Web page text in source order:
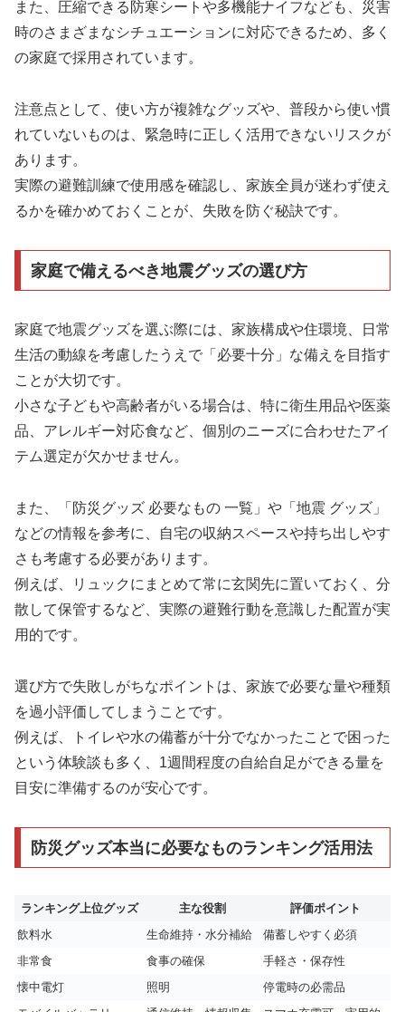
また、圧縮できる防寒シートや多機能ナイフなども、災害
時のさまざまなシチュエーションに対応できるため、多く
の家庭で採用されています。
注意点として、使い方が複雑なグッズや、普段から使い慣
れていないものは、緊急時に正しく活用できないリスクが
あります。
実際の避難訓練で使用感を確認し、家族全員が迷わず使え
るかを確かめておくことが、失敗を防ぐ秘訣です。
家庭で備えるべき地震グッズの選び方
家庭で地震グッズを選ぶ際には、家族構成や住環境、日常
生活の動線を考慮したうえで「必要十分」な備えを目指す
ことが大切です。
小さな子どもや高齢者がいる場合は、特に衛生用品や医薬
品、アレルギー対応食など、個別のニーズに合わせたアイ
テム選定が欠かせません。
また、「防災グッズ 必要なもの 一覧」や「地震 グッズ」
などの情報を参考に、自宅の収納スペースや持ち出しやす
さも考慮する必要があります。
例えば、リュックにまとめて常に玄関先に置いておく、分
散して保管するなど、実際の避難行動を意識した配置が実
用的です。
選び方で失敗しがちなポイントは、家族で必要な量や種類
を過小評価してしまうことです。
例えば、トイレや水の備蓄が十分でなかったことで困った
という体験談も多く、1週間程度の自給自足ができる量を
目安に準備するのが安心です。
防災グッズ本当に必要なものランキング活用法
ランキング上位グッズ 主な役割
評価ポイント
飲料水
生命維持・水分補給
備蓄しやすく必須
非常食
食事の確保
手軽さ・保存性
懐中電灯
照明
停電時の必需品